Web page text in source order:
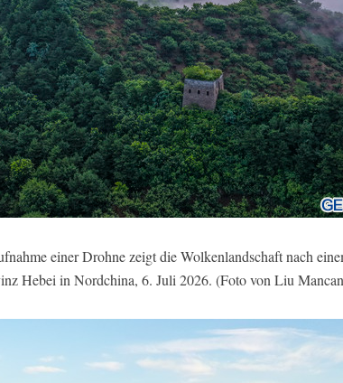
einer Drohne zeigt die Wolkenlandschaft nach
Hebei in Nordchina, 6. Juli 2026. (Foto von Liu